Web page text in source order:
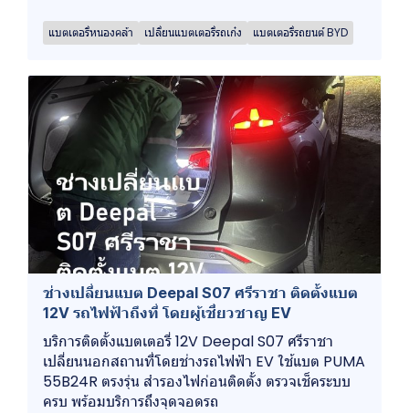
แบตเตอรี่หนองคล้า เปลี่ยนแบตเตอรี่รถเก๋ง แบตเตอรี่รถยนต์ BYD
ช่างเปลี่ยนแบต Deepal S07 ศรีราชา ติดตั้งแบต
12V รถไฟฟ้าถึงที่ โดยผู้เชี่ยวชาญ EV
บริการติดตั้งแบตเตอรี่ 12V Deepal S07 ศรีราชา
เปลี่ยนนอกสถานที่โดยช่างรถไฟฟ้า EV ใช้แบต PUMA
55B24R ตรงรุ่น สำรองไฟก่อนติดตั้ง ตรวจเช็คระบบ
ครบ พร้อมบริการถึงจุดจอดรถ